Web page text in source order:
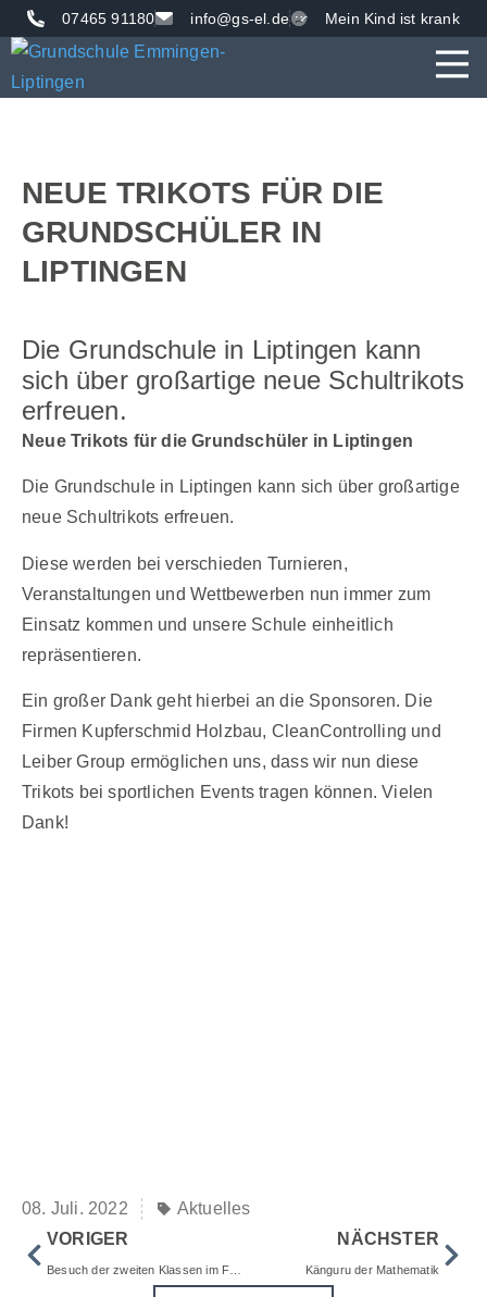
07465 91180 info@gs-el.de Mein Kind ist krank
NEUE TRIKOTS FÜR DIE
GRUNDSCHÜLER IN
LIPTINGEN
Die Grundschule in Liptingen kann
sich über großartige neue Schultrikots
erfreuen.
Neue Trikots für die Grundschüler in Liptingen
Die Grundschule in Liptingen kann sich über großartige
neue Schultrikots erfreuen.
Diese werden bei verschieden Turnieren,
Veranstaltungen und Wettbewerben nun immer zum
Einsatz kommen und unsere Schule einheitlich
repräsentieren.
Ein großer Dank geht hierbei an die Sponsoren. Die
Firmen Kupferschmid Holzbau, CleanControlling und
Leiber Group ermöglichen uns, dass wir nun diese
Trikots bei sportlichen Events tragen können. Vielen
Dank!
08. Juli. 2022
Aktuelles
VORIGER
NÄCHSTER
Känguru der Mathematik